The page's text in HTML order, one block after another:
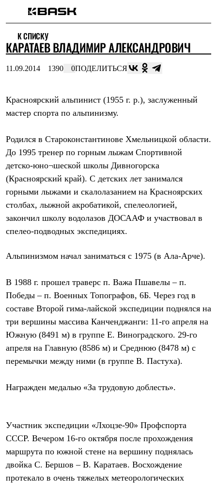
Интернет-магазин
Мужская одежда
Утепленная пухом
Куртки
Брюки
Утепленная синтетикой
Куртки
Куртки
Брюки
Софтшелл одежда
Куртки
Брюки
Флисовая одежда
Куртки
Брюки
Термобелье
Теплое термобелье
Лёгкая одежда
Толстовки
Брюки
Женская одежда
Утепленная пухом
Куртки
Жилеты
Утепленная синтетикой
Штормовая одежда
Брюки
Лёгкая одежда
Рубашки
Футболки
Толстовки
Брюки
Термобелье
К СПИСКУ
КАРАТАЕВ ВЛАДИМИР АЛЕКСАНДРОВИЧ
11.09.2014 1390 0ПОДЕЛИТЬСЯ
Красноярский альпинист (1955 г. р.), заслуженный
мастер спорта по альпинизму.
Родился в Староконстантинове Хмельницкой области.
До 1995 тренер по горным лыжам Спортивной
детско-юно¬шеской школы Дивногорска
(Красноярский край). С детских лет занимался
горными лыжами и скалолазанием на Красноярских
столбах, лыжной акробатикой, спелеологией,
закончил школу водолазов ДОСААФ и участвовал в
спелео-подводных экспедициях.
Альпинизмом начал заниматься с 1975 (в Ала-Арче).
В 1988 г. прошел траверс п. Важа Пшавелы – п.
Победы – п. Военных Топографов, 6Б. Через год в
составе Второй гима-лайской экспедиции поднялся на
три вершины массива Канченджанги: 11-го апреля на
Южную (8491 м) в группе Е. Виноградского. 29-го
апреля на Главную (8586 м) и Среднюю (8478 м) с
перемычки между ними (в группе В. Пастуха).
Награжден медалью «За трудовую доблесть».
Участник экспедиции «Лхоцзе-90» Профспорта
СССР. Вечером 16-го октября после прохождения
маршрута по южной стене на вершину поднялась
двойка С. Бершов – В. Каратаев. Восхождение
протекало в очень тяжелых метеорологических